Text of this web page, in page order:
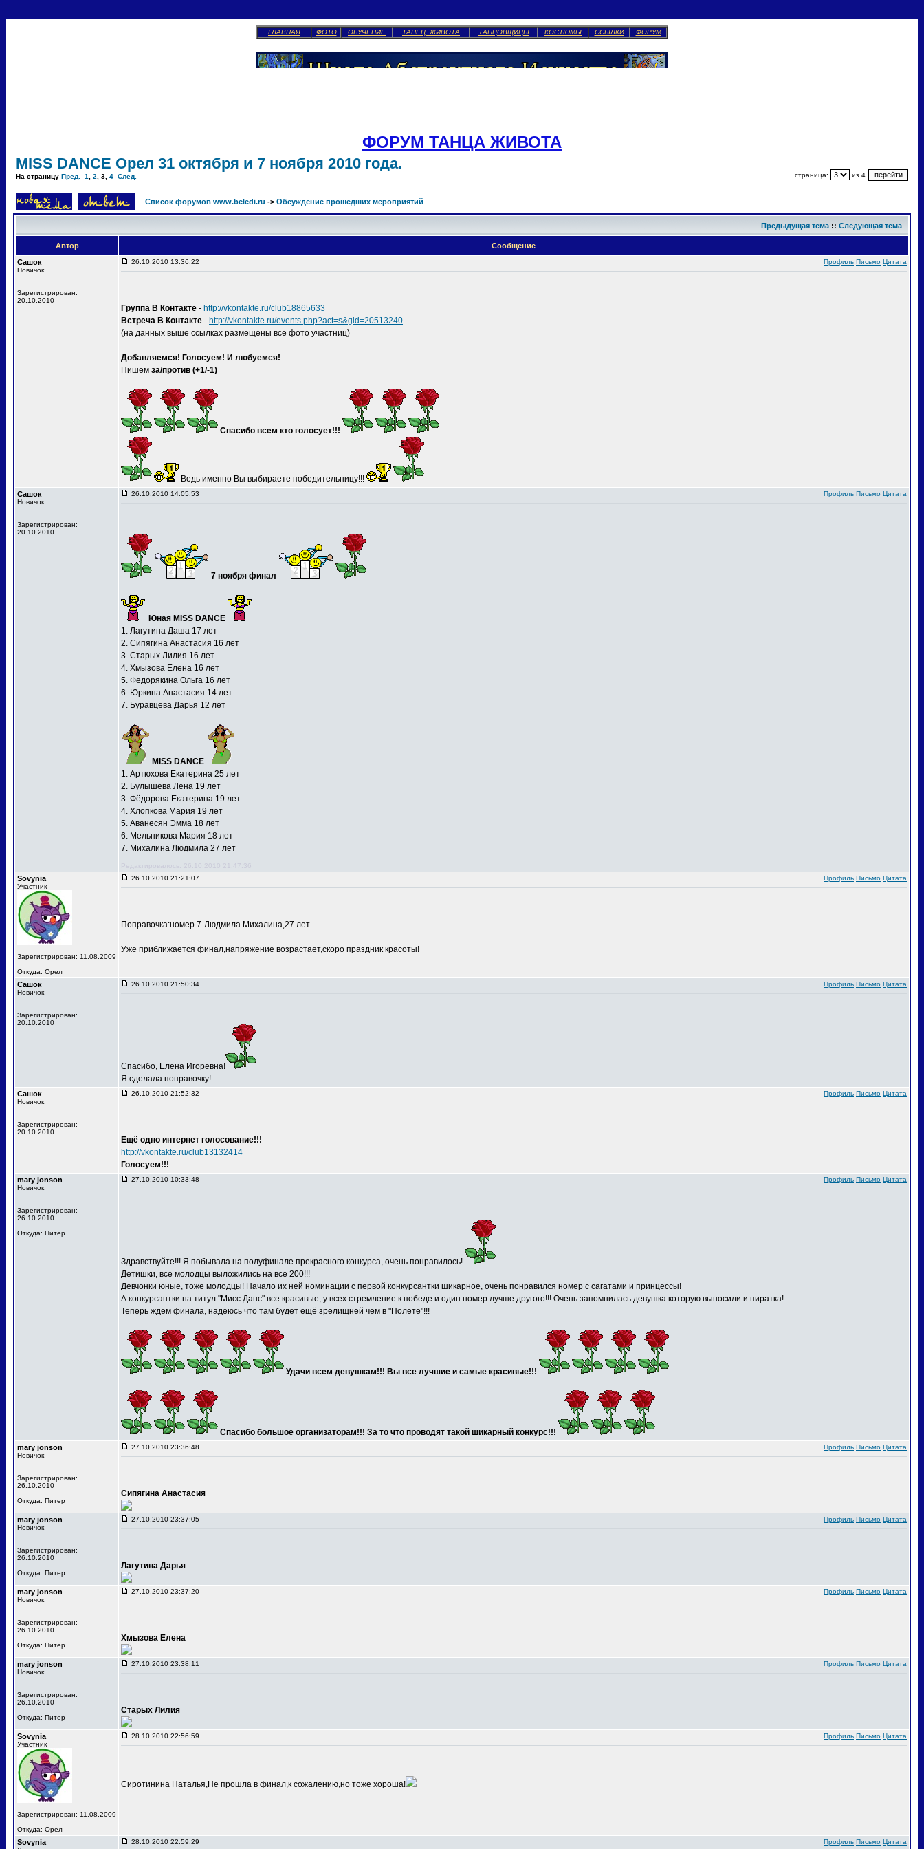
ГЛАВНАЯ ФОТО ОБУЧЕНИЕ ТАНЕЦ ЖИВОТА ТАНЦОВЩИЦЫ КОСТЮМЫ ССЫЛКИ ФОРУМ
ФОРУМ ТАНЦА ЖИВОТА
MISS DANCE Орел 31 октября и 7 ноября 2010 года.
На страницу Пред. 1 2 3 4 След. страница: из 4
Список форумов www.beledi.ru -> Обсуждение прошедших мероприятий
Предыдущая тема :: Следующая тема
Автор
Сообщение
Сашок
Новичок
Зарегистрирован:
20.10.2010
26.10.2010 13:36:22 Профиль Письмо Цитата
Группа В Контакте - http://vkontakte.ru/club18865633
Встреча В Контакте - http://vkontakte.ru/events.php?act=s&gid=20513240
(на данных выше ссылках размещены все фото участниц)
Добавляемся! Голосуем! И любуемся!
Пишем за/против (+1/-1)
Спасибо всем кто голосует!!!
Ведь именно Вы выбираете победительницу!!!
Сашок
Новичок
Зарегистрирован:
20.10.2010
26.10.2010 14:05:53 Профиль Письмо Цитата
7 ноября финал
Юная MISS DANCE
1. Лагутина Даша 17 лет
2. Сипягина Анастасия 16 лет
3. Старых Лилия 16 лет
4. Хмызова Елена 16 лет
5. Федорякина Ольга 16 лет
6. Юркина Анастасия 14 лет
7. Буравцева Дарья 12 лет
MISS DANCE
1. Артюхова Екатерина 25 лет
2. Булышева Лена 19 лет
3. Фёдорова Екатерина 19 лет
4. Хлопкова Мария 19 лет
5. Аванесян Эмма 18 лет
6. Мельникова Мария 18 лет
7. Михалина Людмила 27 лет
Редактировалось: 26.10.2010 21:47:36
Sovynia
Участник
Зарегистрирован: 11.08.2009
Откуда: Орел
26.10.2010 21:21:07 Профиль Письмо Цитата
Поправочка:номер 7-Людмила Михалина,27 лет.
Уже приближается финал,напряжение возрастает,скоро праздник красоты!
Сашок
Новичок
Зарегистрирован:
20.10.2010
26.10.2010 21:50:34 Профиль Письмо Цитата
Спасибо, Елена Игоревна!
Я сделала поправочку!
Сашок
Новичок
Зарегистрирован:
20.10.2010
26.10.2010 21:52:32 Профиль Письмо Цитата
Ещё одно интернет голосование!!!
http://vkontakte.ru/club13132414
Голосуем!!!
mary jonson
Новичок
Зарегистрирован:
26.10.2010
Откуда: Питер
27.10.2010 10:33:48 Профиль Письмо Цитата
Здравствуйте!!! Я побывала на полуфинале прекрасного конкурса, очень понравилось!
Детишки, все молодцы выложились на все 200!!!
Девчонки юные, тоже молодцы! Начало их ней номинации с первой конкурсантки шикарное, очень понравился номер с сагатами и принцессы!
А конкурсантки на титул "Мисс Данс" все красивые, у всех стремление к победе и один номер лучше другого!!! Очень запомнилась девушка которую выносили и пиратка!
Теперь ждем финала, надеюсь что там будет ещё зрелищней чем в "Полете"!!!
Удачи всем девушкам!!! Вы все лучшие и самые красивые!!!
Спасибо большое организаторам!!! За то что проводят такой шикарный конкурс!!!
mary jonson
Новичок
Зарегистрирован:
26.10.2010
Откуда: Питер
27.10.2010 23:36:48 Профиль Письмо Цитата
Сипягина Анастасия
mary jonson
Новичок
Зарегистрирован:
26.10.2010
Откуда: Питер
27.10.2010 23:37:05 Профиль Письмо Цитата
Лагутина Дарья
mary jonson
Новичок
Зарегистрирован:
26.10.2010
Откуда: Питер
27.10.2010 23:37:20 Профиль Письмо Цитата
Хмызова Елена
mary jonson
Новичок
Зарегистрирован:
26.10.2010
Откуда: Питер
27.10.2010 23:38:11 Профиль Письмо Цитата
Старых Лилия
Sovynia
Участник
Зарегистрирован: 11.08.2009
Откуда: Орел
28.10.2010 22:56:59 Профиль Письмо Цитата
Сиротинина Наталья,Не прошла в финал,к сожалению,но тоже хороша!
Sovynia 28.10.2010 22:59:29 Профиль Письмо Цитата